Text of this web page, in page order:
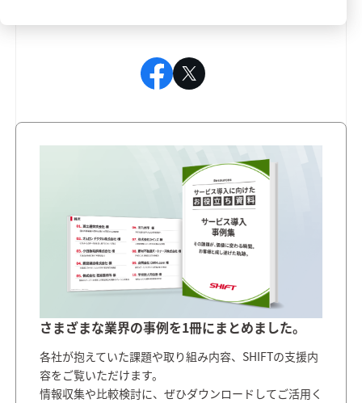
さまざまな業界の事例を1冊にまとめました。
各社が抱えていた課題や取り組み内容、SHIFTの支援内
容をご覧いただけます。
情報収集や比較検討に、ぜひダウンロードしてご活用く